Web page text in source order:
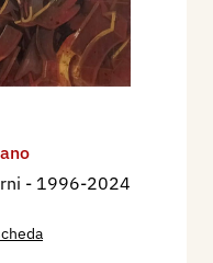
Castel d'Ario,
Archivio Sartori
Savoia,
Casa Museo
Editore, pp. nn.
- 1996-2024